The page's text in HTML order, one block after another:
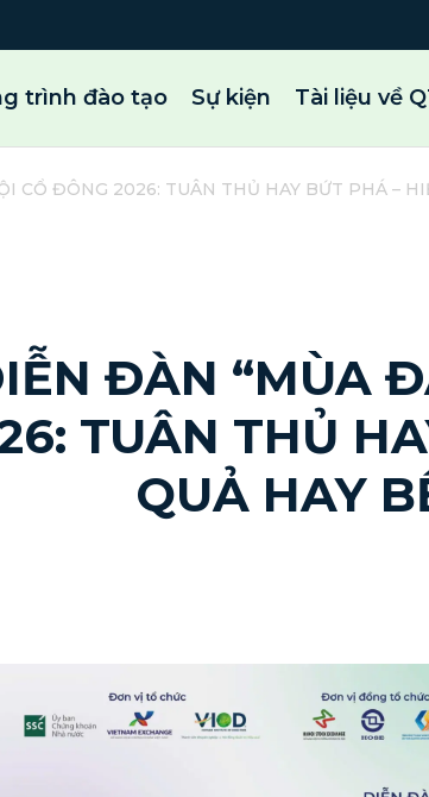
trình đào tạo Sự kiện Tài liệu về
CỔ ĐÔNG 2026: TUÂN THỦ HAY BỨT PHÁ –
ĐÀN “MÙA
TUÂN THỦ
QUẢ HAY